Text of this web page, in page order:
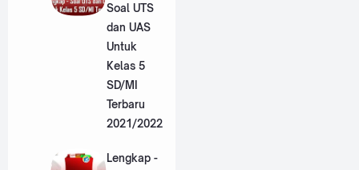
Soal UTS
dan UAS
Untuk
Kelas 5
SD/MI
Terbaru
2021/2022
Lengkap -